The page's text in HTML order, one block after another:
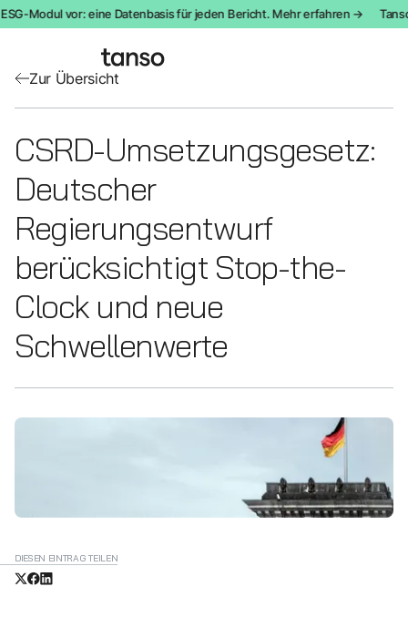
Modul vor: eine Datenbasis für jeden Bericht. Mehr erfahren →
Zur Übersicht
CSRD-Umsetzungsgesetz:
Deutscher
Regierungsentwurf
berücksichtigt Stop-the-
Clock und neue
Schwellenwerte
DIESEN EINTRAG TEILEN